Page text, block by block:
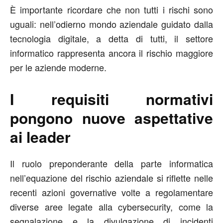
È importante ricordare che non tutti i rischi sono
uguali: nell’odierno mondo aziendale guidato dalla
tecnologia digitale, a detta di tutti, il settore
informatico rappresenta ancora il rischio maggiore
per le aziende moderne.
I requisiti normativi
pongono nuove aspettative
ai leader
Il ruolo preponderante della parte informatica
nell’equazione del rischio aziendale si riflette nelle
recenti azioni governative volte a regolamentare
diverse aree legate alla cybersecurity, come la